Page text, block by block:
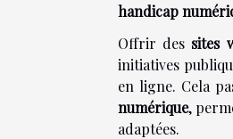
handicap
Offrir des sites
initiatives
en ligne. Cela
numérique,
adaptées.